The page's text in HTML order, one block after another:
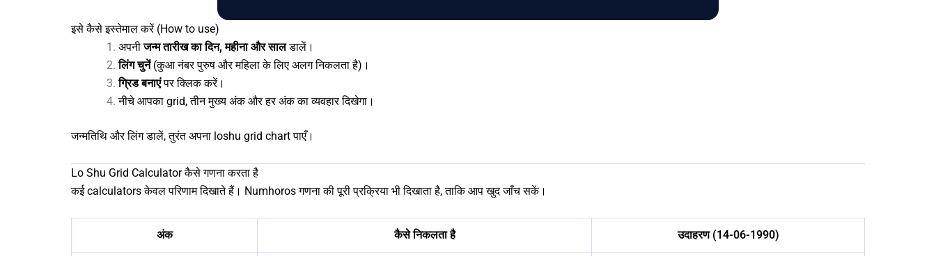
इसे कैसे इस्तेमाल करें (How to use)
अपनीजन्म तारीख का दिन, महीना और सालडालें।
लिंग चुनें(कुआ नंबर पुरुष और महिला के लिए अलग निकलता है)।
ग्रिड बनाएंपर क्लिक करें।
नीचे आपका grid, तीन मुख्य अंक और हर अंक का व्यवहार दिखेगा।
जन्मतिथि और लिंग डालें, तुरंत अपना loshu grid chart पाएँ।
Lo Shu Grid Calculatorकैसे गणना करता है
कई calculators केवल परिणाम दिखाते हैं। Numhoros गणना की पूरी प्रक्रिया भी दिखाता है, ताकि आप खुद जाँच सकें।
अंक कैसे निकलता है उदाहरण (14-06-1990)